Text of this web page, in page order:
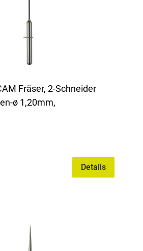
Fräser, 2-Schneider
ø 1,20mm,
Details